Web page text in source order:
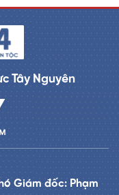
Tây Nguyên
Giám đốc: Phạm